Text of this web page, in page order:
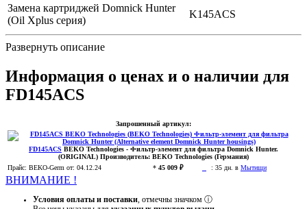
Замена картриджей Domnick Hunter
(Oil Xplus серия)
K145ACS
Развернуть описание
Информация о ценах и о наличии для
FD145ACS
Запрошенный артикул:
FD145ACS BEKO Technologies - Фильтр-элемент для фильтра Domnick Hunter.
(ORIGINAL) Производитель: BEKO Technologies (Германия)
Прайс: BEKO-Germ от: 04.12.24 * 45 009 ₽ : 35 дн. в Мытищи
ВНИМАНИЕ !
Условия оплаты и поставки , отмечны значком ⓘ